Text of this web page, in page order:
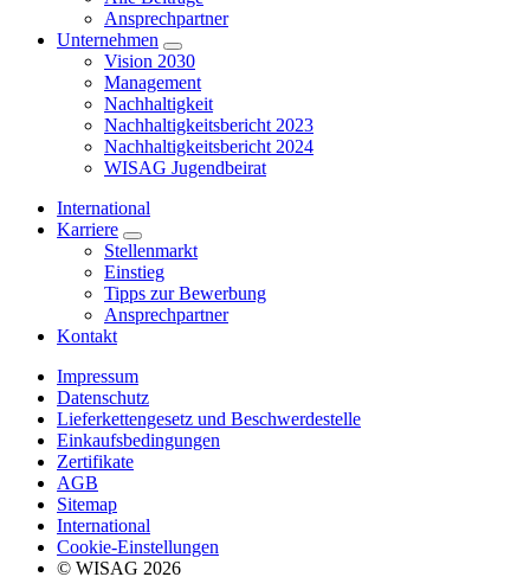
Ansprechpartner
Unternehmen
Vision 2030
Management
Nachhaltigkeit
Nachhaltigkeitsbericht 2023
Nachhaltigkeitsbericht 2024
WISAG Jugendbeirat
International
Karriere
Stellenmarkt
Einstieg
Tipps zur Bewerbung
Ansprechpartner
Kontakt
Impressum
Datenschutz
Lieferkettengesetz und Beschwerdestelle
Einkaufsbedingungen
Zertifikate
AGB
Sitemap
International
Cookie-Einstellungen
© WISAG 2026